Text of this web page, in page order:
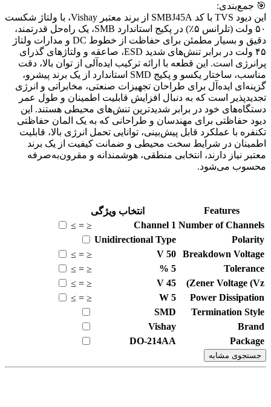
🎯 جمع‌بندی:
این دیود TVS با کد SMBJ45A از برند معتبر Vishay، با ولتاژ شکست
۵۰ ولت (تلرانس ۵٪) در پکیج استاندارد SMB، یک راه‌حل قدرتمند،
دقیق و بسیار مطمئن برای حفاظت از خطوط DC و مدارات ولتاژ
۴۵ ولت در برابر تنش‌های شدید ESD، صاعقه و ولتاژهای گذرای
پرانرژی است. این قطعه با ارائه ترکیب ایده‌آلی از توان بالا، دقت
مناسب، ساختار یکسو و پکیج SMD استاندارد از یک برند پیشرو،
گزینه‌ای ایده‌آل برای طراحان تجهیزات صنعتی، مخابراتی و انرژی
تجدیدپذیر است که به دنبال افزایش قابلیت اطمینان و طول عمر
دستگاه‌های خود در برابر شدیدترین تنش‌های محیطی هستند. این
دیود حفاظتی برای مهندسان و طراحانی که به یک المان حفاظتی
تکنفره با عملکرد قابل پیش‌بینی، توانایی تحمل انرژی بالا، قابلیت
اطمینان در شرایط سخت محیطی و ضمانت کیفیت از یک برند
معتبر نیاز دارند، انتخابی منطقی، هوشمندانه و مقرون‌به‌صرفه
محسوب می‌شود.
Features
انتخاب ویژگی
Number of Channels
1
Channel
≤
=
≥
Polarity
Unidirectional Type
Breakdown Voltage
50
V
≤
=
≥
Tolerance
5
%
≤
=
≥
Zener Voltage (Vz)
45
V
≤
=
≥
Power Dissipation
5
W
≤
=
≥
Termination Style
SMD
Brand
Vishay
Package
DO-214AA
جستجوی مشابه